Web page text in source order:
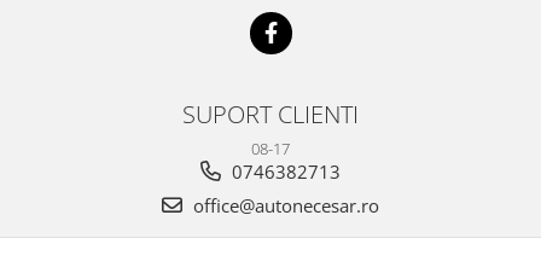
SUPORT CLIENTI
08-17
0746382713
office@autonecesar.ro